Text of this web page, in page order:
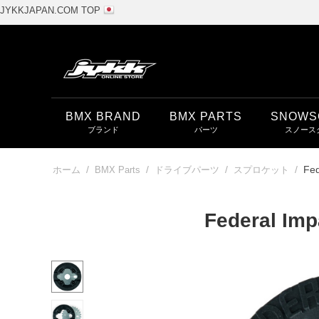
JYKKJAPAN.COM TOP
BMX BRAND BMX PARTS
ホーム / BMX Parts / ドライブパーツ / スプロケット /
Federal